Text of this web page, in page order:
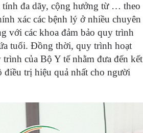
đa dãy, cộng hưởng từ … theo
xác các bệnh lý ở nhiều chuyên
với các khoa đảm bảo quy trình
tuổi. Đồng thời, quy trình hoạt
của Bộ Y tế nhằm đưa đến kết
điều trị hiệu quả nhất cho người